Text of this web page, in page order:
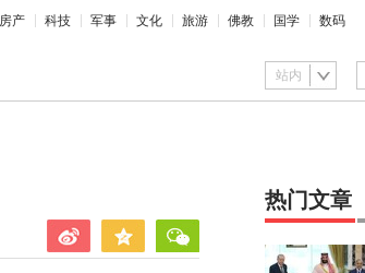
房产 科技 军事 文化 旅游 佛教 国学 数码
站内
热门文章